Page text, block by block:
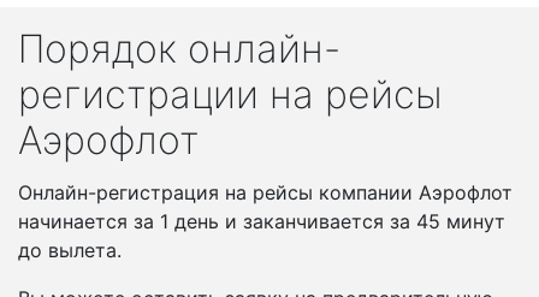
Порядок онлайн-
регистрации на рейсы
Аэрофлот
Онлайн-регистрация на рейсы компании Аэрофлот
начинается за 1 день и заканчивается за 45 минут
до вылета.